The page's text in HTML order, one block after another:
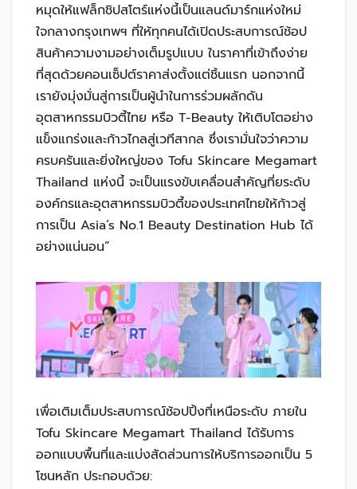
หมุดให้แฟล็กชิปสโตร์แห่งนี้เป็นแลนด์มาร์กแห่งใหม่
ใจกลางกรุงเทพฯ ที่ให้ทุกคนได้เปิดประสบการณ์ช้อป
สินค้าความงามอย่างเต็มรูปแบบ ในราคาที่เข้าถึงง่าย
ที่สุดด้วยคอนเซ็ปต์ราคาส่งตั้งแต่ชิ้นแรก นอกจากนี้
เรายังมุ่งมั่นสู่การเป็นผู้นำในการร่วมผลักดัน
อุตสาหกรรมบิวตี้ไทย หรือ T-Beauty ให้เติบโตอย่าง
แข็งแกร่งและก้าวไกลสู่เวทีสากล ซึ่งเรามั่นใจว่าความ
ครบครันและยิ่งใหญ่ของ Tofu Skincare Megamart
Thailand แห่งนี้ จะเป็นแรงขับเคลื่อนสำคัญที่ยระดับ
องค์กรและอุตสาหกรรมบิวตี้ของประเทศไทยให้ก้าวสู่
การเป็น Asia’s No.1 Beauty Destination Hub ได้
อย่างแน่นอน”
เพื่อเติมเต็มประสบการณ์ช้อปปิ้งที่เหนือระดับ ภายใน
Tofu Skincare Megamart Thailand ได้รับการ
ออกแบบพื้นที่และแบ่งสัดส่วนการให้บริการออกเป็น 5
โซนหลัก ประกอบด้วย: